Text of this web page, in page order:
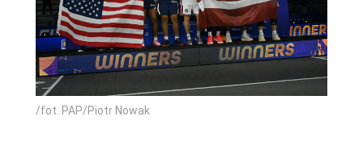
/fot. PAP/Piotr Nowak